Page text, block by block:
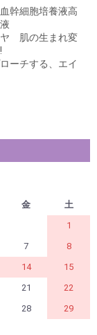
幹細胞培養液高
ヤ 肌の生まれ変
ーチする、エイ
金
土
1
7
8
14
15
21
22
28
29